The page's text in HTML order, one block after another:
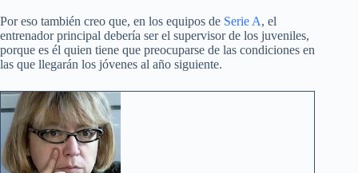
Por eso también creo que, en los equipos de Serie A, el
entrenador principal debería ser el supervisor de los juveniles,
porque es él quien tiene que preocuparse de las condiciones en
las que llegarán los jóvenes al año siguiente.